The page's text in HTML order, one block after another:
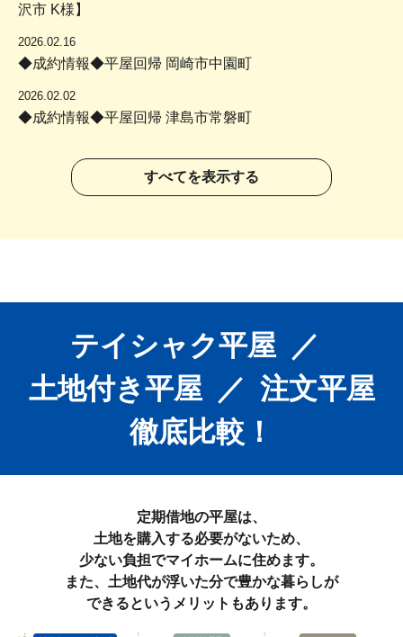
沢市 K様】
2026.02.16
◆成約情報◆平屋回帰 岡崎市中園町
2026.02.02
◆成約情報◆平屋回帰 津島市常磐町
すべてを表示する
テイシャク平屋
／
土地付き平屋
／ 注文平屋
徹底比較！
定期借地の平屋は、
土地を購入する必要がないため、
少ない負担でマイホームに住めます。
また、土地代が浮いた分で豊かな暮らしが
できるというメリットもあります。